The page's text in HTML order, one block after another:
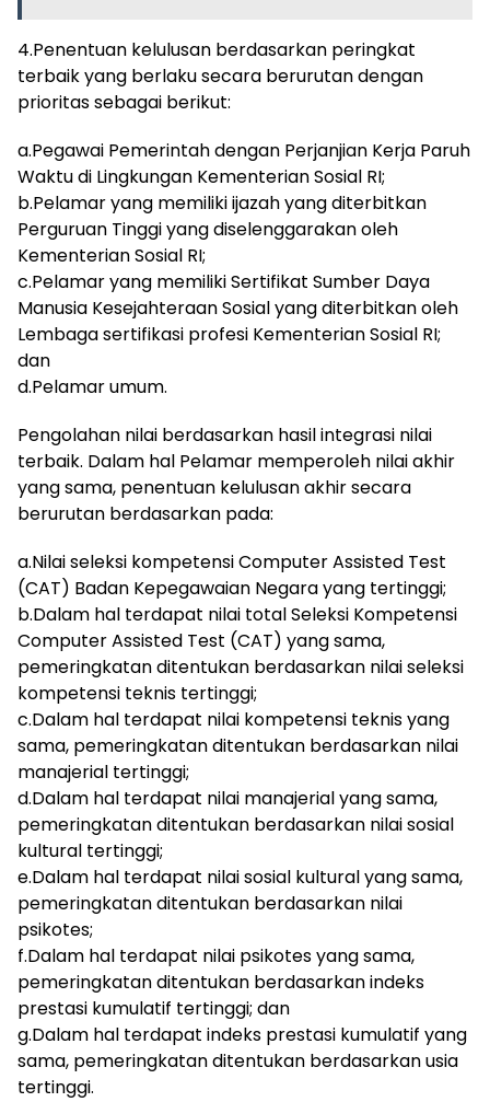
4.Penentuan kelulusan berdasarkan peringkat
terbaik yang berlaku secara berurutan dengan
prioritas sebagai berikut:
a.Pegawai Pemerintah dengan Perjanjian Kerja Paruh
Waktu di Lingkungan Kementerian Sosial RI;
b.Pelamar yang memiliki ijazah yang diterbitkan
Perguruan Tinggi yang diselenggarakan oleh
Kementerian Sosial RI;
c.Pelamar yang memiliki Sertifikat Sumber Daya
Manusia Kesejahteraan Sosial yang diterbitkan oleh
Lembaga sertifikasi profesi Kementerian Sosial RI;
dan
d.Pelamar umum.
Pengolahan nilai berdasarkan hasil integrasi nilai
terbaik. Dalam hal Pelamar memperoleh nilai akhir
yang sama, penentuan kelulusan akhir secara
berurutan berdasarkan pada:
a.Nilai seleksi kompetensi Computer Assisted Test
(CAT) Badan Kepegawaian Negara yang tertinggi;
b.Dalam hal terdapat nilai total Seleksi Kompetensi
Computer Assisted Test (CAT) yang sama,
pemeringkatan ditentukan berdasarkan nilai seleksi
kompetensi teknis tertinggi;
c.Dalam hal terdapat nilai kompetensi teknis yang
sama, pemeringkatan ditentukan berdasarkan nilai
manajerial tertinggi;
d.Dalam hal terdapat nilai manajerial yang sama,
pemeringkatan ditentukan berdasarkan nilai sosial
kultural tertinggi;
e.Dalam hal terdapat nilai sosial kultural yang sama,
pemeringkatan ditentukan berdasarkan nilai
psikotes;
f.Dalam hal terdapat nilai psikotes yang sama,
pemeringkatan ditentukan berdasarkan indeks
prestasi kumulatif tertinggi; dan
g.Dalam hal terdapat indeks prestasi kumulatif yang
sama, pemeringkatan ditentukan berdasarkan usia
tertinggi.